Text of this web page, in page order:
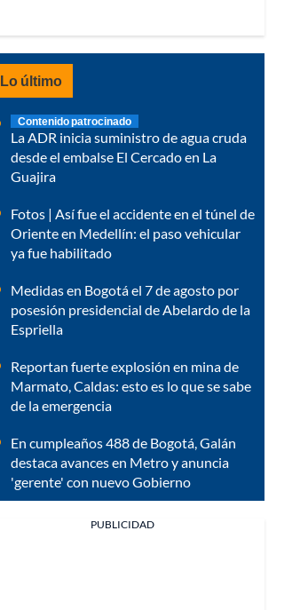
Lo último
Contenido patrocinado
La ADR inicia suministro de agua cruda
desde el embalse El Cercado en La
Guajira
Fotos | Así fue el accidente en el túnel de
Oriente en Medellín: el paso vehicular
ya fue habilitado
Medidas en Bogotá el 7 de agosto por
posesión presidencial de Abelardo de la
Espriella
Reportan fuerte explosión en mina de
Marmato, Caldas: esto es lo que se sabe
de la emergencia
En cumpleaños 488 de Bogotá, Galán
destaca avances en Metro y anuncia
'gerente' con nuevo Gobierno
PUBLICIDAD